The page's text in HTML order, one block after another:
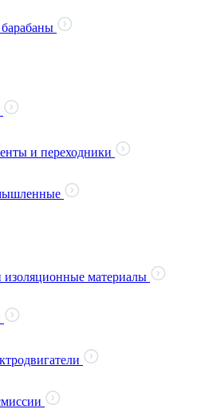
и переходники
изоляционные материалы